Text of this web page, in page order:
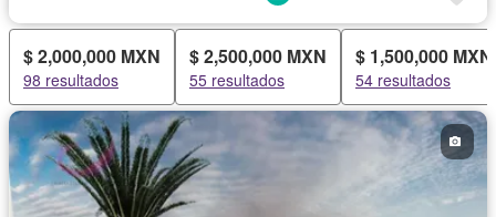
$ 2,000,000 MXN
98 resultados
$ 2,500,000 MXN
55 resultados
$ 1,500,000 MXN
54 resultados